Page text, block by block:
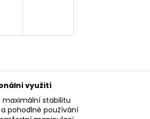
využití
maximální stabilitu
pohodlné používání